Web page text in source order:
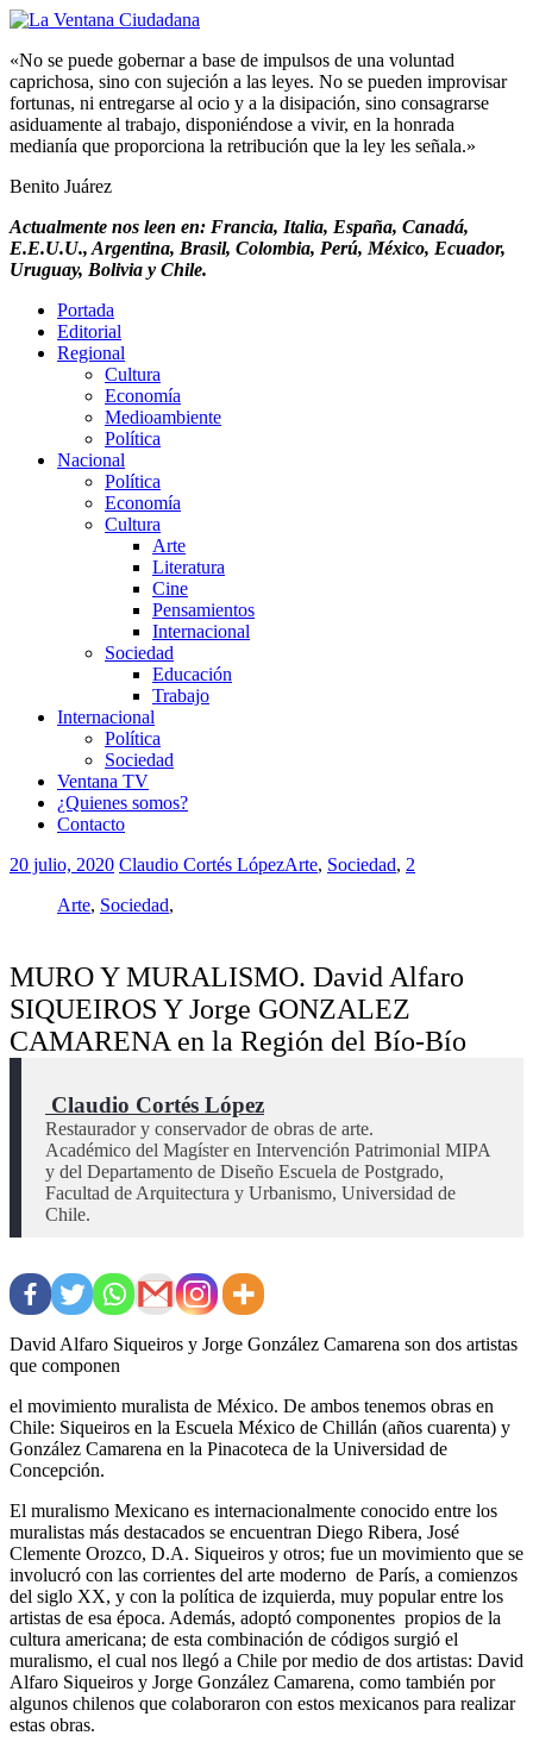
«No se puede gobernar a base de impulsos de una voluntad
caprichosa, sino con sujeción a las leyes. No se pueden improvisar
fortunas, ni entregarse al ocio y a la disipación, sino consagrarse
asiduamente al trabajo, disponiéndose a vivir, en la honrada
medianía que proporciona la retribución que la ley les señala.»
Benito Juárez
Actualmente nos leen en: Francia, Italia, España, Canadá,
E.E.U.U., Argentina, Brasil, Colombia, Perú, México, Ecuador,
Uruguay, Bolivia y Chile.
Portada
Editorial
Regional
Cultura
Economía
Medioambiente
Política
Nacional
Política
Economía
Cultura
Arte
Literatura
Cine
Pensamientos
Internacional
Sociedad
Educación
Trabajo
Internacional
Política
Sociedad
Ventana TV
¿Quienes somos?
Contacto
20 julio, 2020 Claudio Cortés LópezArte, Sociedad, 2
Arte, Sociedad,
MURO Y MURALISMO. David Alfaro
SIQUEIROS Y Jorge GONZALEZ
CAMARENA en la Región del Bío-Bío
Claudio Cortés López
Restaurador y conservador de obras de arte.
Académico del Magíster en Intervención Patrimonial MIPA
y del Departamento de Diseño Escuela de Postgrado,
Facultad de Arquitectura y Urbanismo, Universidad de
Chile.
David Alfaro Siqueiros y Jorge González Camarena son dos artistas
que componen
el movimiento muralista de México. De ambos tenemos obras en
Chile: Siqueiros en la Escuela México de Chillán (años cuarenta) y
González Camarena en la Pinacoteca de la Universidad de
Concepción.
El muralismo Mexicano es internacionalmente conocido entre los
muralistas más destacados se encuentran Diego Ribera, José
Clemente Orozco, D.A. Siqueiros y otros; fue un movimiento que se
involucró con las corrientes del arte moderno de París, a comienzos
del siglo XX, y con la política de izquierda, muy popular entre los
artistas de esa época. Además, adoptó componentes propios de la
cultura americana; de esta combinación de códigos surgió el
muralismo, el cual nos llegó a Chile por medio de dos artistas: David
Alfaro Siqueiros y Jorge González Camarena, como también por
algunos chilenos que colaboraron con estos mexicanos para realizar
estas obras.